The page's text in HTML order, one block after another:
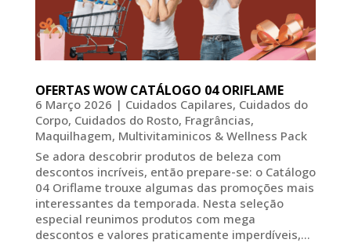
OFERTAS WOW CATÁLOGO 04 ORIFLAME
6 Março 2026 | Cuidados Capilares, Cuidados do
Corpo, Cuidados do Rosto, Fragrâncias,
Maquilhagem, Multivitaminicos & Wellness Pack
Se adora descobrir produtos de beleza com
descontos incríveis, então prepare-se: o Catálogo
04 Oriflame trouxe algumas das promoções mais
interessantes da temporada. Nesta seleção
especial reunimos produtos com mega
descontos e valores praticamente imperdíveis,...